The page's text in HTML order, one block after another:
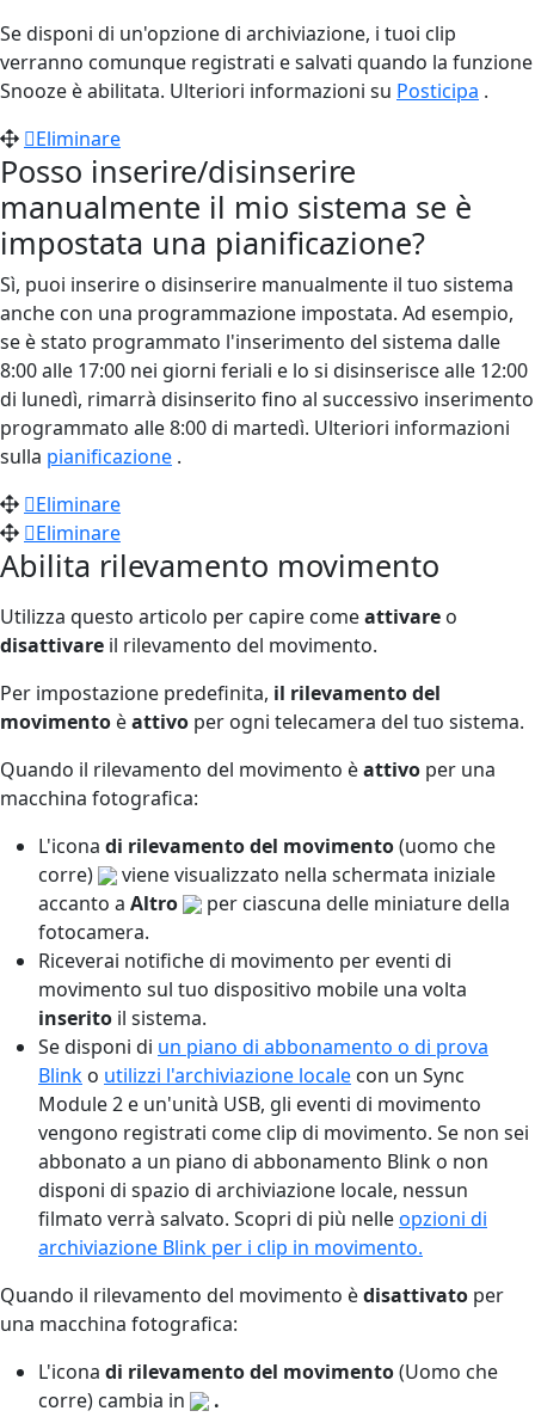
Se disponi di un'opzione di archiviazione, i tuoi clip
verranno comunque registrati e salvati quando la funzione
Snooze è abilitata. Ulteriori informazioni su Posticipa .
Eliminare
Posso inserire/disinserire
manualmente il mio sistema se è
impostata una pianificazione?
Sì, puoi inserire o disinserire manualmente il tuo sistema
anche con una programmazione impostata. Ad esempio,
se è stato programmato l'inserimento del sistema dalle
8:00 alle 17:00 nei giorni feriali e lo si disinserisce alle 12:00
di lunedì, rimarrà disinserito fino al successivo inserimento
programmato alle 8:00 di martedì. Ulteriori informazioni
sulla pianificazione .
Eliminare
Eliminare
Abilita rilevamento movimento
Utilizza questo articolo per capire comeattivare o
disattivare il rilevamento del movimento.
Per impostazione predefinita, il rilevamento del
movimento èattivo per ogni telecamera del tuo sistema.
Quando il rilevamento del movimento èattivo per una
macchina fotografica:
L'icona di rilevamento del movimento(uomo che
corre)
viene visualizzato nella schermata iniziale
accanto a Altro
per ciascuna delle miniature della
fotocamera.
Riceverai notifiche di movimento per eventi di
movimento sul tuo dispositivo mobile una volta
inserito il sistema.
Se disponi di un piano di abbonamento o di prova
Blink o utilizzi l'archiviazione locale con un Sync
Module 2 e un'unità USB, gli eventi di movimento
vengono registrati come clip di movimento. Se non sei
abbonato a un piano di abbonamento Blink o non
disponi di spazio di archiviazione locale, nessun
filmato verrà salvato. Scopri di più nelleopzioni di
archiviazione Blink per i clip in movimento.
Quando il rilevamento del movimento èdisattivato per
una macchina fotografica:
L'icona di rilevamento del movimento(Uomo che
corre) cambia in
.